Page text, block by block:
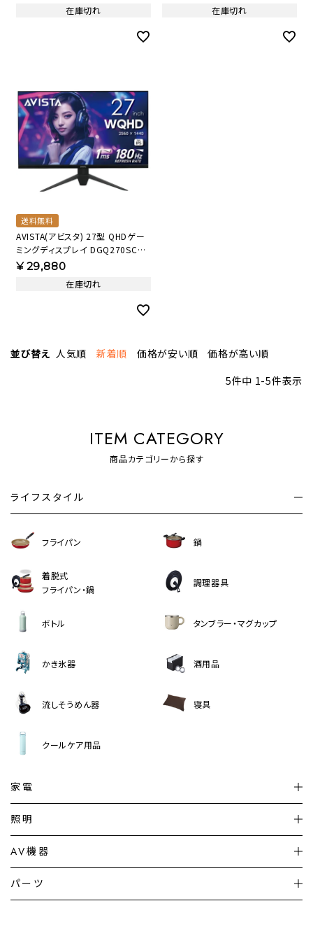
在庫切れ 在庫切れ
送料無料
AVISTA(アビスタ) 27型 QHDゲー
ミングディスプレイ DGQ270SCB
【AVT】
¥29,880
在庫切れ
並び替え 人気順 新着順 価格が安い順
価格が高い順
5件中 1-5件表示
ITEM CATEGORY
商品カテゴリーから探す
ライフスタイル
フライパン 鍋
着脱式
フライパン・鍋
調理器具
ボトル タンブラー・マグカップ
かき氷器 酒用品
流しそうめん器 寝具
クールケア用品
家電
加湿器・空気清浄機
暖房機 掃除機
照明
シーリングライト
デスクライト
AV機器
テレビ
パーツ